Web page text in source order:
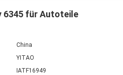
6345 für Autoteile
China
YITAO
IATF16949